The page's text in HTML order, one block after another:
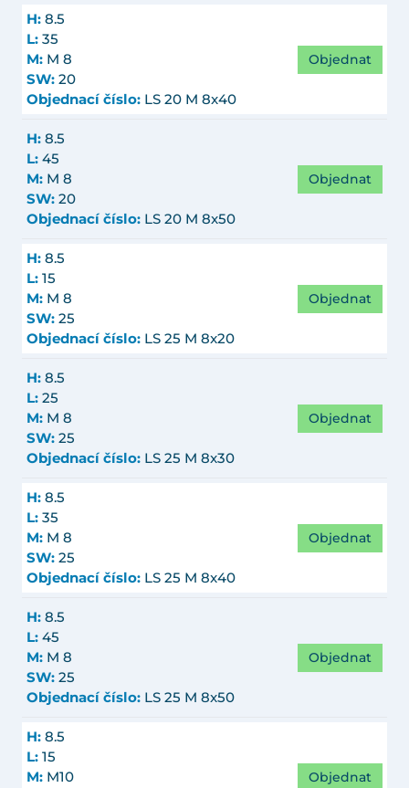
H: 8.5
L: 35
M: M 8
SW: 20
Objednací číslo: LS 20 M 8x40
Objednat
H: 8.5
L: 45
M: M 8
SW: 20
Objednací číslo: LS 20 M 8x50
Objednat
H: 8.5
L: 15
M: M 8
SW: 25
Objednací číslo: LS 25 M 8x20
Objednat
H: 8.5
L: 25
M: M 8
SW: 25
Objednací číslo: LS 25 M 8x30
Objednat
H: 8.5
L: 35
M: M 8
SW: 25
Objednací číslo: LS 25 M 8x40
Objednat
H: 8.5
L: 45
M: M 8
SW: 25
Objednací číslo: LS 25 M 8x50
Objednat
H: 8.5
L: 15
M: M10
Objednat